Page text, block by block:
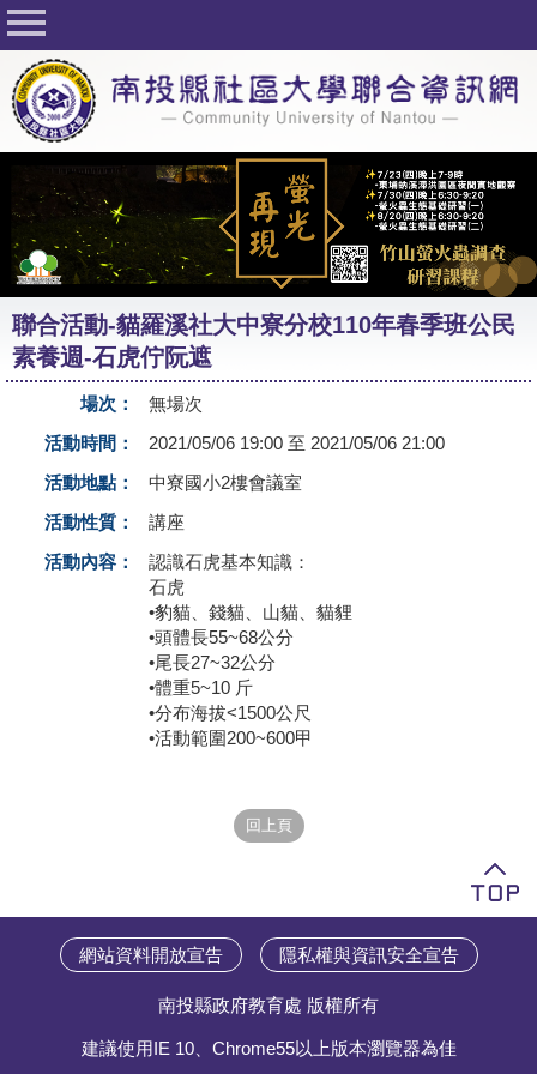
回首頁
關於社大
公佈欄
行事曆
最新活動
活動花絮
課程一覽表
志工與社團
社大學習Q&A
友站連結
網路選課
聯合活動-貓羅溪社大中寮分校110年春季班公民
素養週-石虎佇阮遮
場次：
無場次
活動時間：
2021/05/06 19:00 至 2021/05/06 21:00
活動地點：
中寮國小2樓會議室
活動性質：
講座
活動內容：
認識石虎基本知識：
石虎
•豹貓、錢貓、山貓、貓貍
•頭體長55~68公分
•尾長27~32公分
•體重5~10 斤
•分布海拔<1500公尺
•活動範圍200~600甲
網站資料開放宣告 隱私權與資訊安全宣告
南投縣政府教育處 版權所有
建議使用IE 10、Chrome55以上版本瀏覽器為佳